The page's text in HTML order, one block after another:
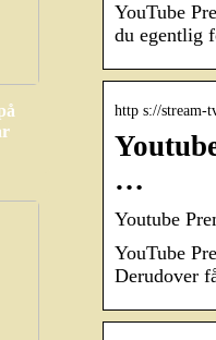
YouTube
du egentlig
http s://stream-
…
Youtube
YouTube
Derudover